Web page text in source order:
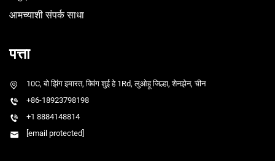
आमच्याशी संपर्क साधा
पत्ता
10C, बो झिंग इमारत, क्विंग शुई हे 1Rd, लुओहू जिल्हा, शेनझेन, चीन
+86-18923798198
+1 8884148814
[email protected]